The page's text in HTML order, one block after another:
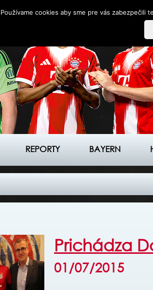
REPORTY BAYERN
Prichádza
01/07/2015
Používame cookies aby sme pre vás zabezpečili